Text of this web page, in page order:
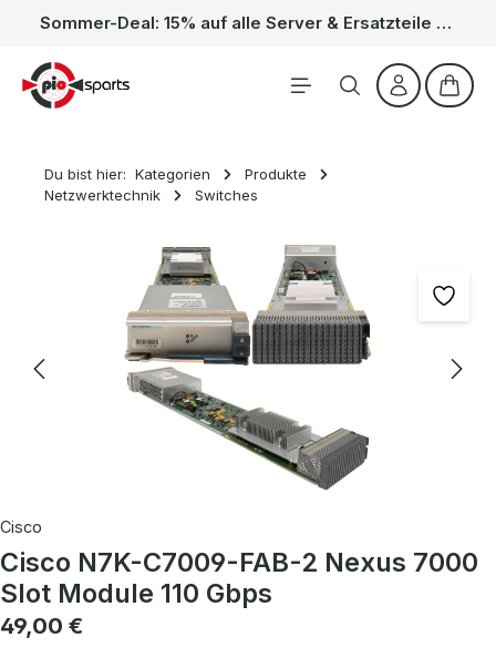
Zum Hauptinhalt springen Sommer-Deal: 15% auf alle Server & Ersatzteile – Kein Code nötig, der Rabatt wird automatisch im Warenkorb abgezogen. Gültig vom 01.06. bis 31.08.
Du bist hier: Kategorien
Produkte
Netzwerktechnik
Switches
Bildergalerie überspringen
Cisco
Cisco N7K-C7009-FAB-2 Nexus 7000
Slot Module 110 Gbps
Regulärer Preis:
49,00 €